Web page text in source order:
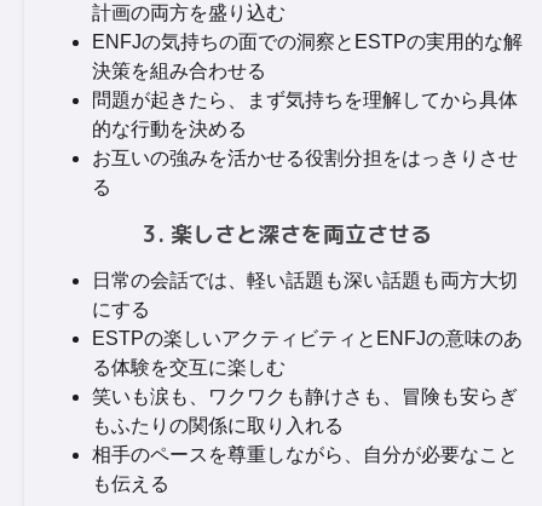
計画の両方を盛り込む
ENFJの気持ちの面での洞察とESTPの実用的な解
決策を組み合わせる
問題が起きたら、まず気持ちを理解してから具体
的な行動を決める
お互いの強みを活かせる役割分担をはっきりさせ
る
3. 楽しさと深さを両立させる
日常の会話では、軽い話題も深い話題も両方大切
にする
ESTPの楽しいアクティビティとENFJの意味のあ
る体験を交互に楽しむ
笑いも涙も、ワクワクも静けさも、冒険も安らぎ
もふたりの関係に取り入れる
相手のペースを尊重しながら、自分が必要なこと
も伝える